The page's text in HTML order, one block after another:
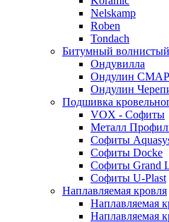
Nelskamp
Roben
Tondach
Битумный
Ондувилла
Ондулин
Ондулин
Подшивка
VOX - Софиты
Металл
Софиты
Софиты Docke
Софиты Grand
Софиты U-Plast
Наплавляемая кровля
Наплавляемая
Наплавляемая